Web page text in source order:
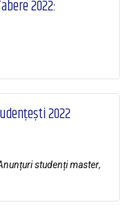
2022:
2022
studenți master,